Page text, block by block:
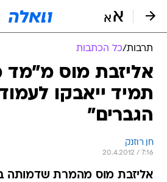
תרבות/כל הכתבות
אליזבת מוס מ"מד
תמיד ייאבקו
הגברים"
חן רוזנק
20.4.2012 / 7:16
אליזבת מוס מהמרת שדמותה